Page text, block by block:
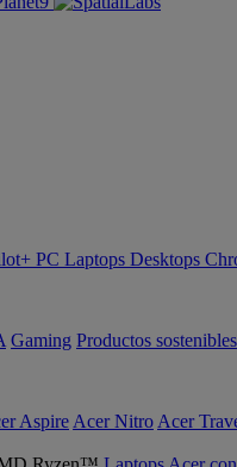
PC Laptops Desktops
Gaming Productos sostenibles
Aspire Acer Nitro Acer